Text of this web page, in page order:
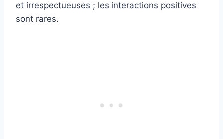
et irrespectueuses ; les interactions positives
sont rares.